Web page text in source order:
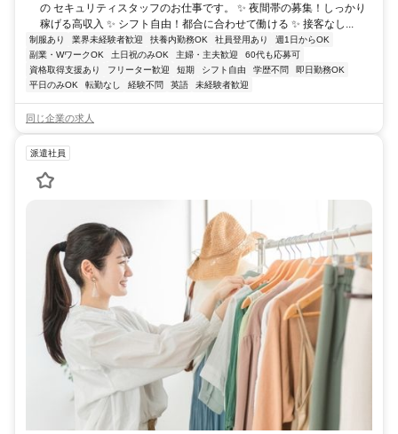
の セキュリティスタッフのお仕事です。 ✨ 夜間帯の募集！しっかり
稼げる高収入 ✨ シフト自由！都合に合わせて働ける ✨ 接客なし...
制服あり 業界未経験者歓迎 扶養内勤務OK 社員登用あり
週1日からOK
副業・WワークOK
土日祝のみOK 主婦・主夫歓迎
60代も応募可
資格取得支援あり
フリーター歓迎 短期 シフト自由 学歴不問
即日勤務OK
平日のみOK
転勤なし 経験不問 英語 未経験者歓迎
同じ企業の求人
派遣社員